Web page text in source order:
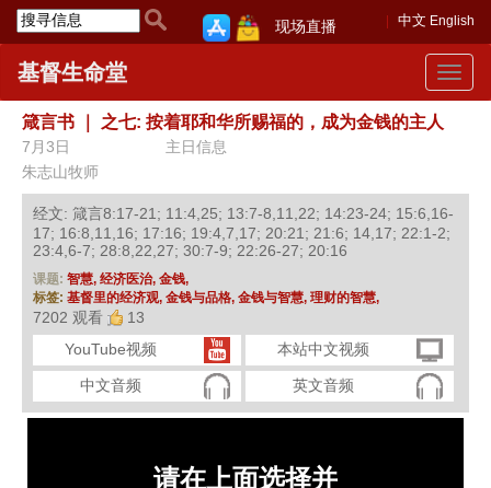
中文 English
现场直播
Toggle
基督生命堂
箴言书 之七: 按着耶和华所赐福的，成为金钱的主人
7月3日
主日信息
朱志山牧师
经文: 箴言8:17-21; 11:4,25; 13:7-8,11,22; 14:23-24; 15:6,16-
17; 16:8,11,16; 17:16; 19:4,7,17; 20:21; 21:6; 14,17; 22:1-2;
23:4,6-7; 28:8,22,27; 30:7-9; 22:26-27; 20:16
课题: 智慧, 经济医治, 金钱,
标签: 基督里的经济观, 金钱与品格, 金钱与智慧, 理财的智慧,
7202 观看
13
YouTube视频
本站中文视频
中文音频 英文音频